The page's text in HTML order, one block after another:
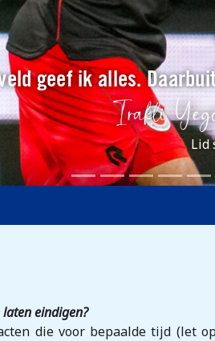
geef ik alles.
Lid
eindigen?
die voor bepaalde tijd (let